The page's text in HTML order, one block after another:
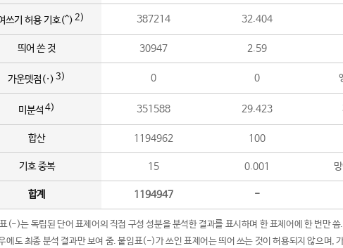
쓰기 허용 기호(^) 2) 387214 32.404
띄어 쓴 것 30947 2.59
가운뎃점(·) 3) 0 0
미분석 4) 351588 29.423
합산 1194962 100
기호 중복 15 0.001
합계 1194947 -
(-)는 독립된 단어 표제어의 직접 구성 성분을 분석한 결과를 표시하며 한 표제어에 한 번만 씀
에도 최종 분석 결과만 보여 줌. 붙임표(-)가 쓰인 표제어는 띄어 쓰는 것이 허용되지 않으며,